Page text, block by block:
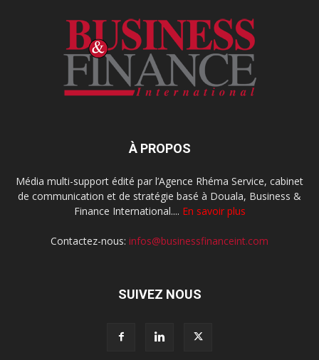
À PROPOS
Média multi-support édité par l’Agence Rhéma Service, cabinet
de communication et de stratégie basé à Douala, Business &
Finance International.... En savoir plus
Contactez-nous: infos@businessfinanceint.com
SUIVEZ NOUS